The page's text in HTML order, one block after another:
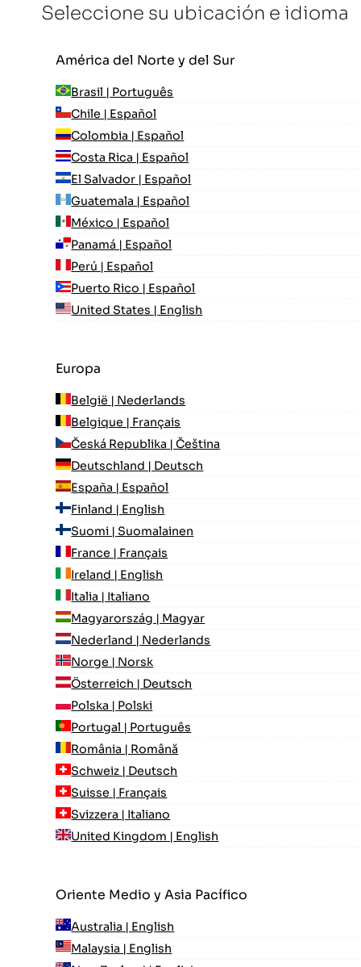
Seleccione su ubicación e idioma
América del Norte y del Sur
Brasil | Português
Chile | Español
Colombia | Español
Costa Rica | Español
El Salvador | Español
Guatemala | Español
México | Español
Panamá | Español
Perú | Español
Puerto Rico | Español
United States | English
Europa
België | Nederlands
Belgique | Français
Česká Republika | Čeština
Deutschland | Deutsch
España | Español
Finland | English
Suomi | Suomalainen
France | Français
Ireland | English
Italia | Italiano
Magyarország | Magyar
Nederland | Nederlands
Norge | Norsk
Österreich | Deutsch
Polska | Polski
Portugal | Português
România | Română
Schweiz | Deutsch
Suisse | Français
Svizzera | Italiano
United Kingdom | English
Oriente Medio y Asia Pacífico
Australia | English
Malaysia | English